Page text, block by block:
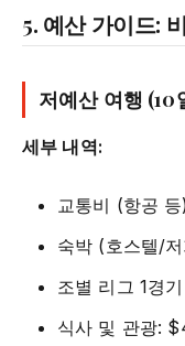
5. 예산 가이드:
저예산 여행 (10
세부 내역:
교통비 (항공
숙박 (호스텔/
조별 리그 1경
식사 및 관광: